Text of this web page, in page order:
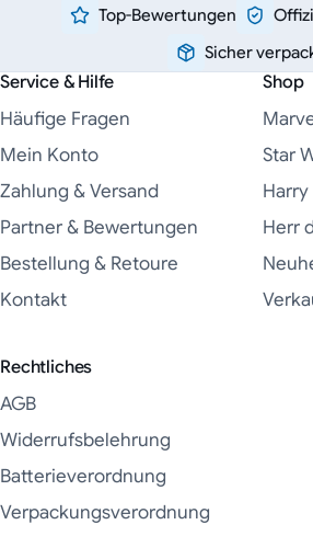
Top-Bewertungen
Sicher
Service & Hilfe
Häufige Fragen
Mein Konto
Zahlung & Versand
Partner & Bewertungen
Bestellung & Retoure
Kontakt
Shop
Star
Herr
Rechtliches
AGB
Widerrufsbelehrung
Batterieverordnung
Verpackungsverordnung